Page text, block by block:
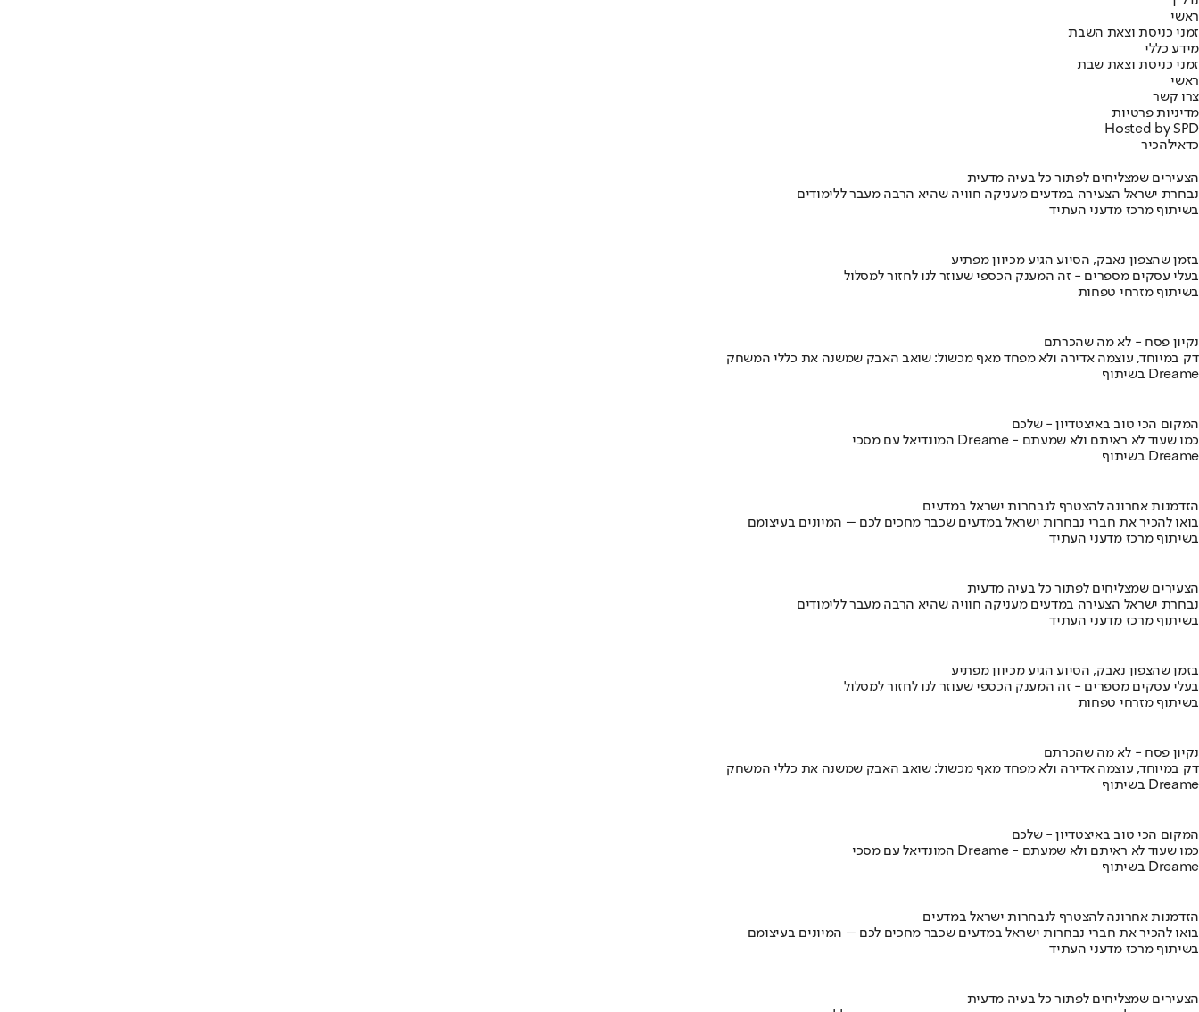
ראשי
זמני כניסת וצאת השבת
מידע כללי
זמני כניסת וצאת שבת
ראשי
צרו קשר
מדיניות פרטיות
Hosted by SPD
כדאילהכיר
הצעירים שמצליחים לפתור כל בעיה מדעית
נבחרת ישראל הצעירה במדעים מעניקה חוויה שהיא הרבה מעבר ללימודים
בשיתוף מרכז מדעני העתיד
בזמן שהצפון נאבק, הסיוע הגיע מכיוון מפתיע
בעלי עסקים מספרים - זה המענק הכספי שעוזר לנו לחזור למסלול
בשיתוף מזרחי טפחות
נקיון פסח - לא מה שהכרתם
דק במיוחד, עוצמה אדירה ולא מפחד מאף מכשול: שואב האבק שמשנה את כללי המשחק
בשיתוף Dreame
המקום הכי טוב באיצטדיון - שלכם
המונדיאל עם מסכי Dreame - כמו שעוד לא ראיתם ולא שמעתם
בשיתוף Dreame
הזדמנות אחרונה להצטרף לנבחרות ישראל במדעים
בואו להכיר את חברי נבחרות ישראל במדעים שכבר מחכים לכם – המיונים בעיצומם
בשיתוף מרכז מדעני העתיד
הצעירים שמצליחים לפתור כל בעיה מדעית
נבחרת ישראל הצעירה במדעים מעניקה חוויה שהיא הרבה מעבר ללימודים
בשיתוף מרכז מדעני העתיד
בזמן שהצפון נאבק, הסיוע הגיע מכיוון מפתיע
בעלי עסקים מספרים - זה המענק הכספי שעוזר לנו לחזור למסלול
בשיתוף מזרחי טפחות
נקיון פסח - לא מה שהכרתם
דק במיוחד, עוצמה אדירה ולא מפחד מאף מכשול: שואב האבק שמשנה את כללי המשחק
בשיתוף Dreame
המקום הכי טוב באיצטדיון - שלכם
המונדיאל עם מסכי Dreame - כמו שעוד לא ראיתם ולא שמעתם
בשיתוף Dreame
הזדמנות אחרונה להצטרף לנבחרות ישראל במדעים
בואו להכיר את חברי נבחרות ישראל במדעים שכבר מחכים לכם – המיונים בעיצומם
בשיתוף מרכז מדעני העתיד
הצעירים שמצליחים לפתור כל בעיה מדעית